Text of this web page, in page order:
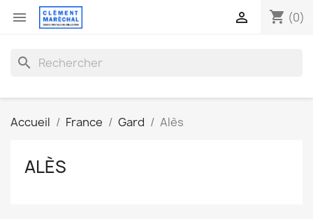
 shopping_cart (0)

search
Accueil France Gard Alès
ALÈS